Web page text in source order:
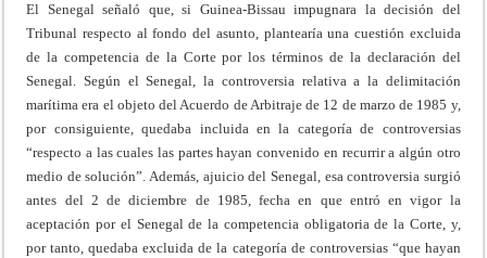
El Senegal señaló que, si Guinea-Bissau impugnara la decisión del
Tribunal respecto al fondo del asunto, plantearía una cuestión excluida
de la competencia de la Corte por los términos de la declaración del
Senegal. Según el Senegal, la controversia relativa a la delimitación
marítima era el objeto del Acuerdo de Arbitraje de 12 de marzo de 1985 y,
por consiguiente, quedaba incluida en la categoría de controversias
“respecto a las cuales las partes hayan convenido en recurrir a algún otro
medio de solución”. Además, ajuicio del Senegal, esa controversia surgió
antes del 2 de diciembre de 1985, fecha en que entró en vigor la
aceptación por el Senegal de la competencia obligatoria de la Corte, y,
por tanto, quedaba excluida de la categoría de controversias “que hayan